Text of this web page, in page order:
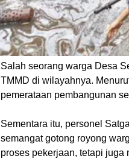
Salah seorang warga Desa
TMMD di wilayahnya.
pemerataan pembangunan
Sementara itu, personel
semangat gotong royong
proses pekerjaan, tetapi juga